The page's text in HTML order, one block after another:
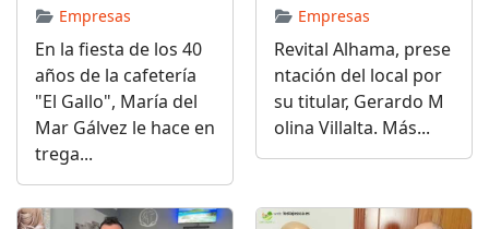
Empresas
En la fiesta de los 40
años de la cafetería
"El Gallo", María del
Mar Gálvez le hace en
trega...
Empresas
Revital Alhama, prese
ntación del local por
su titular, Gerardo M
olina Villalta. Más...